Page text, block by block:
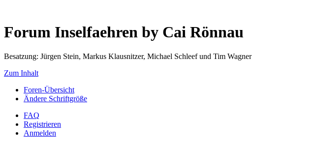
Forum Inselfaehren by Cai Rönnau
Besatzung: Jürgen Stein, Markus Klausnitzer, Michael Schleef und Tim Wagner
Zum Inhalt
Foren-Übersicht
Ändere Schriftgröße
FAQ
Registrieren
Anmelden